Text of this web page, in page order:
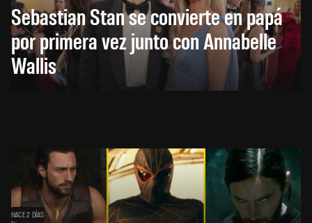
Sebastian Stan se convierte en papá
por primera vez junto con Annabelle
Wallis
HACE 2 DÍAS